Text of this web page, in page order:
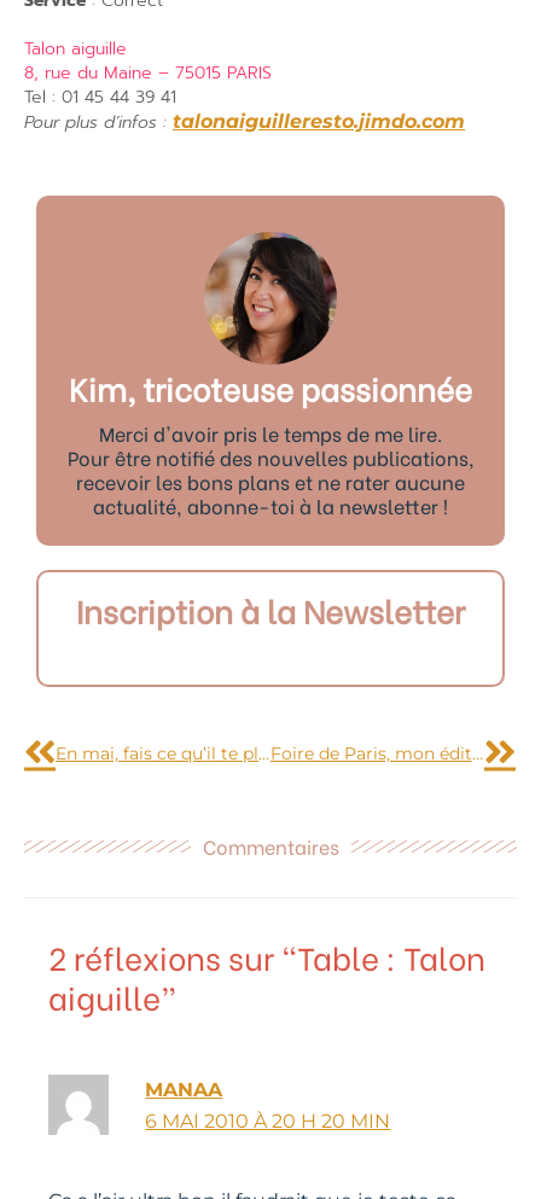
Talon aiguille
8, rue du Maine – 75015 PARIS
Tel : 01 45 44 39 41
Pour plus d’infos : talonaiguilleresto.jimdo.com
Kim, tricoteuse passionnée
Merci d'avoir pris le temps de me lire.
Pour être notifié des nouvelles publications,
recevoir les bons plans et ne rater aucune
actualité, abonne-toi à la newsletter !
Inscription à la Newsletter
En mai, fais ce qu’il te plaît ! Foire de Paris, mon édition 2010
Commentaires
2 réflexions sur “Table : Talon
aiguille”
MANAA
6 MAI 2010 À 20 H 20 MIN